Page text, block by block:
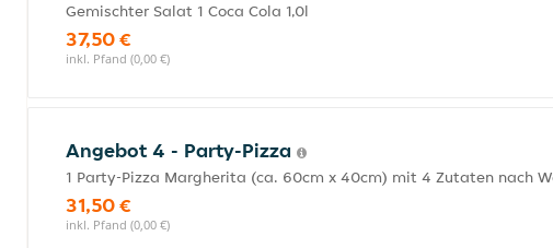
Gemischter Salat 1 Coca Cola 1,0l
37,50 €
inkl. Pfand (0,00 €)
Angebot 4 - Party-Pizza
1 Party-Pizza Margherita (ca. 60cm x 40cm) mit 4 Zutaten nach
31,50 €
inkl. Pfand (0,00 €)